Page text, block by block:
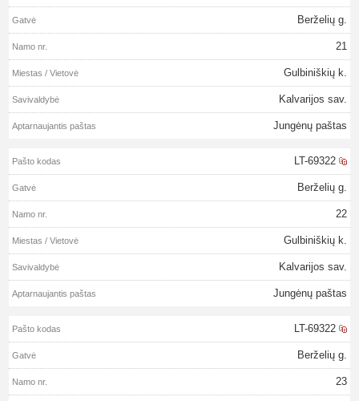
Berželių g.
21
Gulbiniškių k.
Kalvarijos sav.
Jungėnų paštas
LT-69322
Berželių g.
22
Gulbiniškių k.
Kalvarijos sav.
Jungėnų paštas
LT-69322
Berželių g.
23